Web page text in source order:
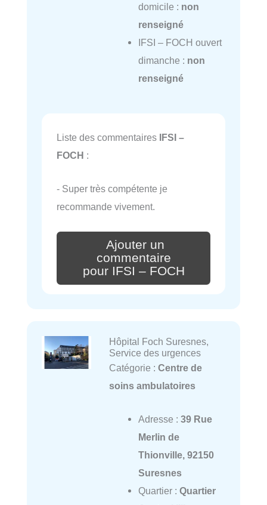
domicile : non
renseigné
IFSI – FOCH ouvert
dimanche : non
renseigné
Liste des commentaires IFSI –
FOCH :
- Super très compétente je
recommande vivement.
Ajouter un
commentaire
pour IFSI – FOCH
Hôpital Foch Suresnes,
Service des urgences
Catégorie : Centre de
soins ambulatoires
Adresse : 39 Rue
Merlin de
Thionville, 92150
Suresnes
Quartier : Quartier